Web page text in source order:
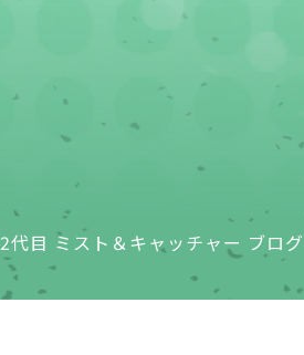
2代目 ミスト＆キャッチャー ブログ